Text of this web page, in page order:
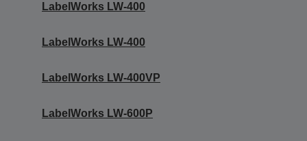
LabelWorks LW-400
LabelWorks LW-400
LabelWorks LW-400VP
LabelWorks LW-600P